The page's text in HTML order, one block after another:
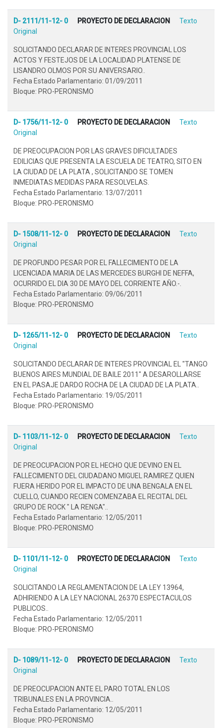
D- 2111/11-12- 0 PROYECTO DE DECLARACION
Texto
Original
SOLICITANDO DECLARAR DE INTERES PROVINCIAL LOS
ACTOS Y FESTEJOS DE LA LOCALIDAD PLATENSE DE
LISANDRO OLMOS POR SU ANIVERSARIO..
Fecha Estado Parlamentario: 01/09/2011
Bloque: PRO-PERONISMO
D- 1756/11-12- 0 PROYECTO DE DECLARACION
Texto
Original
DE PREOCUPACION POR LAS GRAVES DIFICULTADES
EDILICIAS QUE PRESENTA LA ESCUELA DE TEATRO, SITO EN
LA CIUDAD DE LA PLATA , SOLICITANDO SE TOMEN
INMEDIATAS MEDIDAS PARA RESOLVELAS.
Fecha Estado Parlamentario: 13/07/2011
Bloque: PRO-PERONISMO
D- 1508/11-12- 0 PROYECTO DE DECLARACION
Texto
Original
DE PROFUNDO PESAR POR EL FALLECIMIENTO DE LA
LICENCIADA MARIA DE LAS MERCEDES BURGHI DE NEFFA,
OCURRIDO EL DIA 30 DE MAYO DEL CORRIENTE AÑO.-.
Fecha Estado Parlamentario: 09/06/2011
Bloque: PRO-PERONISMO
D- 1265/11-12- 0 PROYECTO DE DECLARACION
Texto
Original
SOLICITANDO DECLARAR DE INTERES PROVINCIAL EL "TANGO
BUENOS AIRES MUNDIAL DE BAILE 2011" A DESAROLLARSE
EN EL PASAJE DARDO ROCHA DE LA CIUDAD DE LA PLATA..
Fecha Estado Parlamentario: 19/05/2011
Bloque: PRO-PERONISMO
D- 1103/11-12- 0 PROYECTO DE DECLARACION
Texto
Original
DE PREOCUPACION POR EL HECHO QUE DEVINO EN EL
FALLECIMIENTO DEL CIUDADANO MIGUEL RAMIREZ QUIEN
FUERA HERIDO POR EL IMPACTO DE UNA BENGALA EN EL
CUELLO, CUANDO RECIEN COMENZABA EL RECITAL DEL
GRUPO DE ROCK " LA RENGA"..
Fecha Estado Parlamentario: 12/05/2011
Bloque: PRO-PERONISMO
D- 1101/11-12- 0 PROYECTO DE DECLARACION
Texto
Original
SOLICITANDO LA REGLAMENTACION DE LA LEY 13964,
ADHIRIENDO A LA LEY NACIONAL 26370 ESPECTACULOS
PUBLICOS..
Fecha Estado Parlamentario: 12/05/2011
Bloque: PRO-PERONISMO
D- 1089/11-12- 0 PROYECTO DE DECLARACION
Texto
Original
DE PREOCUPACION ANTE EL PARO TOTAL EN LOS
TRIBUNALES EN LA PROVINCIA..
Fecha Estado Parlamentario: 12/05/2011
Bloque: PRO-PERONISMO